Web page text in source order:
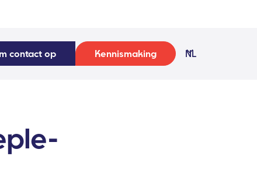
contact op Kennismaking NL